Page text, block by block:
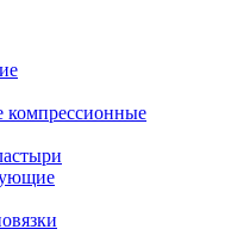
компрессионные